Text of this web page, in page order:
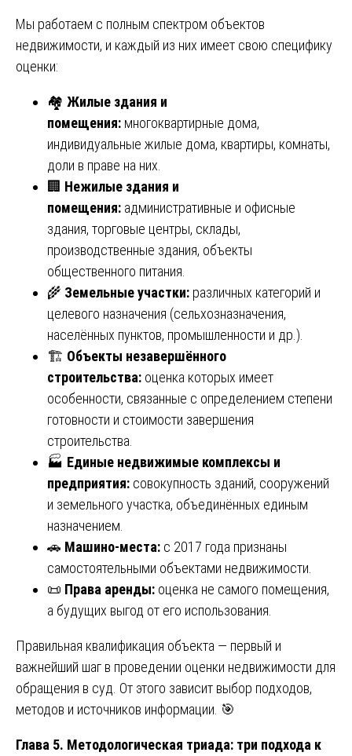
Мы работаем с полным спектром объектов
недвижимости, и каждый из них имеет свою специфику
оценки:
🏘️ Жилые здания и
помещения: многоквартирные дома,
индивидуальные жилые дома, квартиры, комнаты,
доли в праве на них.
🏢 Нежилые здания и
помещения: административные и офисные
здания, торговые центры, склады,
производственные здания, объекты
общественного питания.
🌾 Земельные участки: различных категорий и
целевого назначения (сельхозназначения,
населённых пунктов, промышленности и др.).
🏗️ Объекты незавершённого
строительства: оценка которых имеет
особенности, связанные с определением степени
готовности и стоимости завершения
строительства.
🏭 Единые недвижимые комплексы и
предприятия: совокупность зданий, сооружений
и земельного участка, объединённых единым
назначением.
🚗 Машино-места: с 2017 года признаны
самостоятельными объектами недвижимости.
📜 Права аренды: оценка не самого помещения,
а будущих выгод от его использования.
Правильная квалификация объекта — первый и
важнейший шаг в проведении оценки недвижимости для
обращения в суд. От этого зависит выбор подходов,
методов и источников информации. 🎯
Глава 5. Методологическая триада: три подхода к